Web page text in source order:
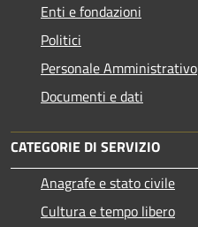
Enti e fondazioni
Politici
Personale Amministrativo
Documenti e dati
CATEGORIE DI SERVIZIO
Anagrafe e stato civile
Cultura e tempo libero